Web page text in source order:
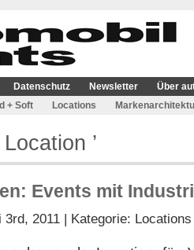
Datenschutz Newsletter
Über
+ Soft Locations
’
Events mit
3rd, 2011 | Kategorie: Locations